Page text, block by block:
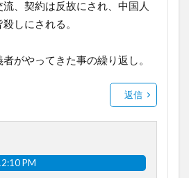
、契約は反故にされ、中国人
しにされる。
がやってきた事の繰り返し。
返信
PM